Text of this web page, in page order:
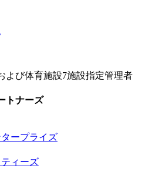
よび体育施設7施設指定管理者
トナーズ
ープライズ
ィーズ